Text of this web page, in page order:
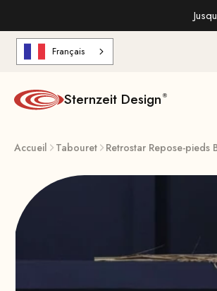
Français
Sternzeit Design
Accueil Tabouret Retrostar Repose-pieds